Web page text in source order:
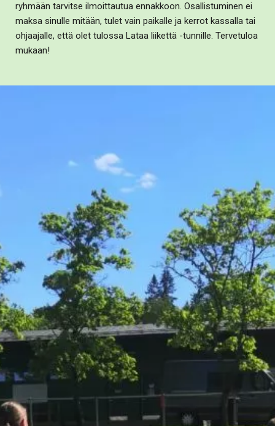
ryhmään tarvitse ilmoittautua ennakkoon. Osallistuminen ei
maksa sinulle mitään, tulet vain paikalle ja kerrot kassalla tai
ohjaajalle, että olet tulossa Lataa liikettä -tunnille. Tervetuloa
mukaan!